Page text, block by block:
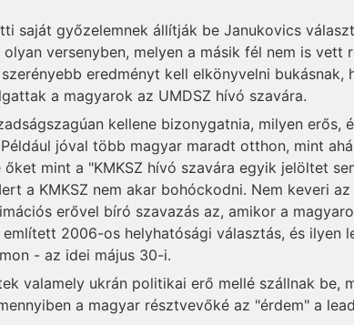
saját győzelemnek állítják be Janukovics
versenyben, melyen a másik fél nem is vett
eredményt kell elkönyvelni bukásnak,
a magyarok az UMDSZ hívó szavára.
kellene bizonygatnia, milyen erős,
jóval több magyar maradt otthon, mint
mint a "KMKSZ hívó szavára egyik jelöltet
a KMKSZ nem akar bohóckodni. Nem keveri
erővel bíró szavazás az, amikor a
2006-os helyhatósági választás, és ilyen
- az idei május 30-i.
valamely ukrán politikai erő mellé szállnak be,
a magyar résztvevőké az "érdem" a